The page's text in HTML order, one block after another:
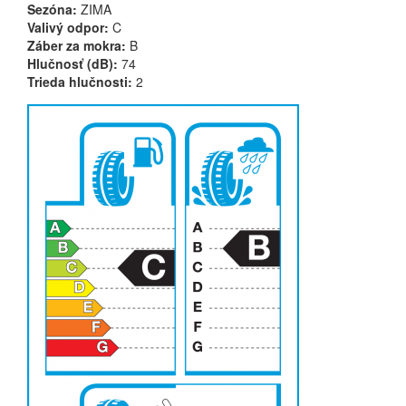
Sezóna: ZIMA
Valivý odpor: C
Záber za mokra: B
Hlučnosť (dB): 74
Trieda hlučnosti: 2